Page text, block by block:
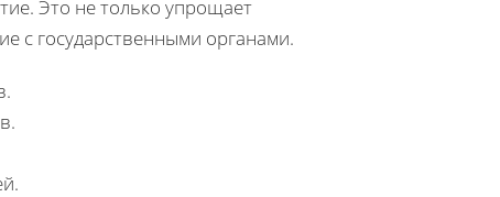
Это не только упрощает
с государственными органами.